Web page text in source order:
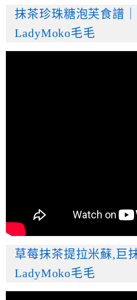
抹茶珍珠糖泡芙食譜
LadyMoko毛毛
草莓抹茶提拉米蘇,巨
LadyMoko毛毛